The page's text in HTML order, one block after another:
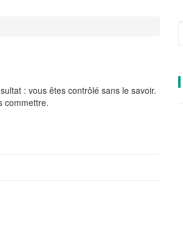
: vous êtes contrôlé sans le savoir.
commettre.